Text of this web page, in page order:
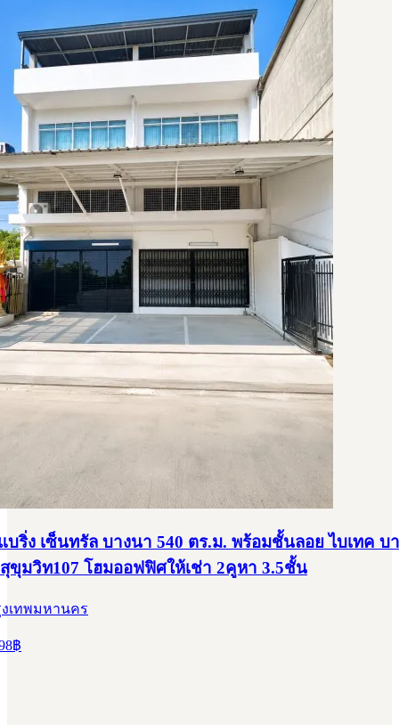
บริ่ง เซ็นทรัล บางนา 540 ตร.ม. พร้อมชั้นลอย ไบเทค บ
ขุมวิท107 โฮมออฟฟิศให้เช่า 2คูหา 3.5ชั้น
เทพมหานคร
฿